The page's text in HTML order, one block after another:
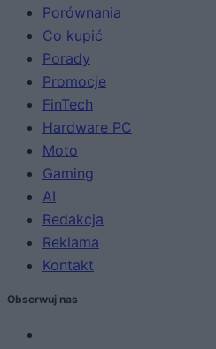
Porównania
Co kupić
Porady
Promocje
FinTech
Hardware PC
Moto
Gaming
AI
Redakcja
Reklama
Kontakt
Obserwuj nas